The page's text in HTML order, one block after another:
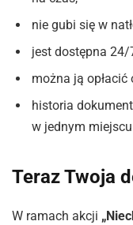
nie gubi się w
jest dostępna 24/
można ją
historia
w jednym
Teraz Twoja
W ramach akcji